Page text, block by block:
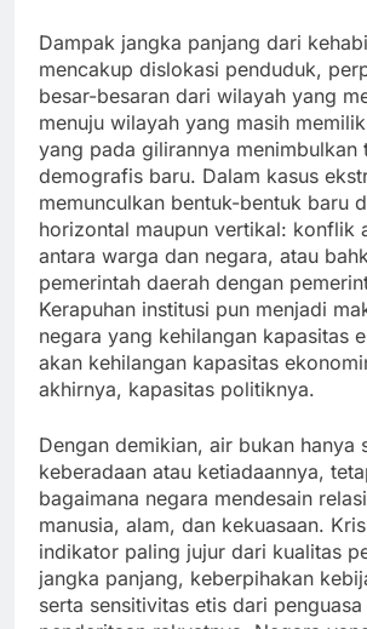
Dampak jangka panjang dari
mencakup dislokasi penduduk,
besar-besaran dari wilayah yang
menuju wilayah yang masih
yang pada gilirannya menimbulkan
demografis baru. Dalam kasus
memunculkan bentuk-bentuk baru
horizontal maupun vertikal: konflik
antara warga dan negara, atau
pemerintah daerah dengan
Kerapuhan institusi pun menjadi
negara yang kehilangan kapasitas
akan kehilangan kapasitas
akhirnya, kapasitas politiknya.
Dengan demikian, air bukan hanya
keberadaan atau ketiadaannya,
bagaimana negara mendesain
manusia, alam, dan kekuasaan.
indikator paling jujur dari kualitas
jangka panjang, keberpihakan
serta sensitivitas etis dari